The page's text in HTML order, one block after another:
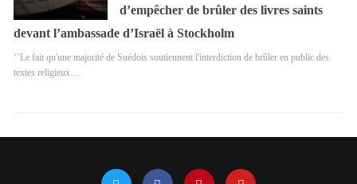
d’empêcher de brûler des livres saints
devant l’ambassade d’Israël à Stockholm
‘’Le fait qu'une majorité de Suédois soutiennent l'interdiction de brûler en public des
textes religieux…